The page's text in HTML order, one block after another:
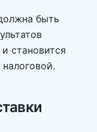
быть
становится